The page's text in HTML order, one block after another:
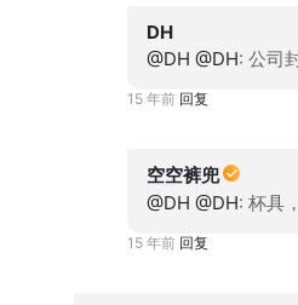
DH
@DH @DH: 公司
15 年前 回复
空空裤兜
@DH @DH: 杯具
15 年前 回复